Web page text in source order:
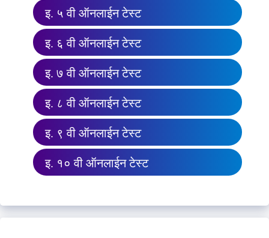
इ. ५ वी ऑनलाईन टेस्ट
इ. ६ वी ऑनलाईन टेस्ट
इ. ७ वी ऑनलाईन टेस्ट
इ. ८ वी ऑनलाईन टेस्ट
इ. ९ वी ऑनलाईन टेस्ट
इ. १० वी ऑनलाईन टेस्ट